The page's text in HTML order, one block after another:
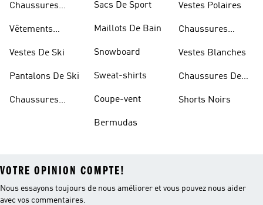
Chaussures
Vêtements
Vestes De Ski
Pantalons De Ski
Chaussures
Sacs De Sport
Maillots De Bain
Snowboard
Sweat-shirts
Coupe-vent
Bermudas
Vestes Polaires
Chaussures
Vestes Blanches
Chaussures De
Shorts Noirs
VOTRE OPINION COMPTE!
Nous essayons toujours de nous améliorer et vous pouvez nous aider
avec vos commentaires.